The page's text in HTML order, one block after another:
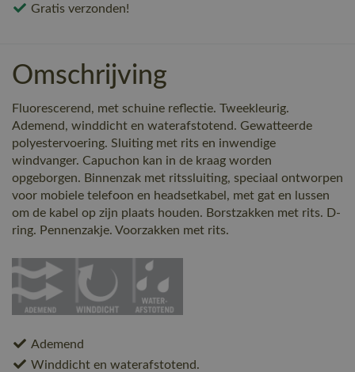
Gratis verzonden!
Omschrijving
Fluorescerend, met schuine reflectie. Tweekleurig.
Ademend, winddicht en waterafstotend. Gewatteerde
polyestervoering. Sluiting met rits en inwendige
windvanger. Capuchon kan in de kraag worden
opgeborgen. Binnenzak met ritssluiting, speciaal ontworpen
voor mobiele telefoon en headsetkabel, met gat en lussen
om de kabel op zijn plaats houden. Borstzakken met rits. D-
ring. Pennenzakje. Voorzakken met rits.
Ademend
Winddicht en waterafstotend.